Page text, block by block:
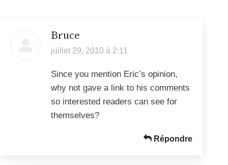
Bruce
dit
juillet 29, 2010 à 2:11
Since you mention Eric’s opinion,
why not gave a link to his comments
so interested readers can see for
themselves?
Répondre